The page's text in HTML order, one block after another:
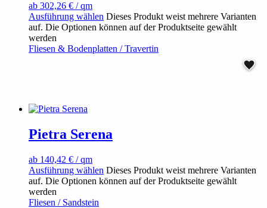
ab 302,26 € / qm
Ausführung wählen Dieses Produkt weist mehrere Varianten
auf. Die Optionen können auf der Produktseite gewählt
werden
Fliesen & Bodenplatten / Travertin
Pietra Serena
ab 140,42 € / qm
Ausführung wählen Dieses Produkt weist mehrere Varianten
auf. Die Optionen können auf der Produktseite gewählt
werden
Fliesen / Sandstein